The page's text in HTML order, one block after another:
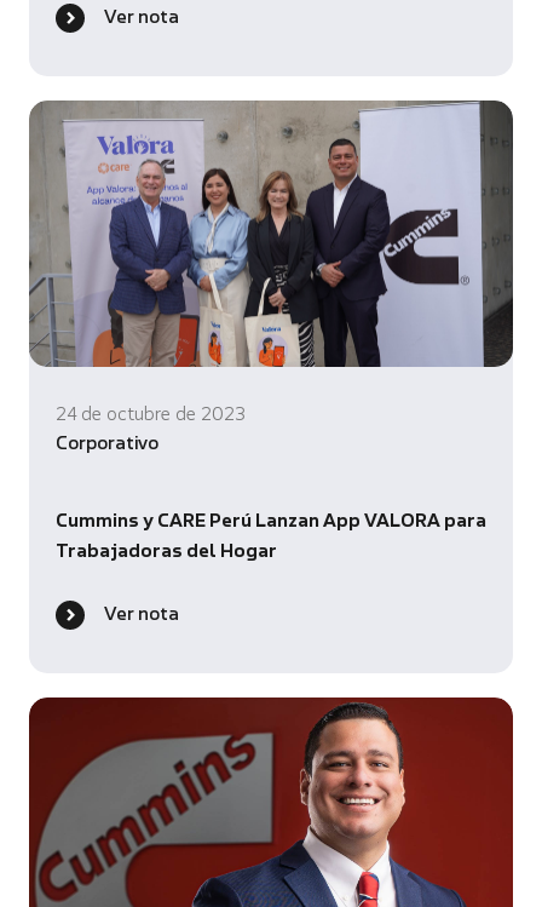
Ver nota
24 de octubre de 2023
Corporativo
Cummins y CARE Perú Lanzan App VALORA para
Trabajadoras del Hogar
Ver nota